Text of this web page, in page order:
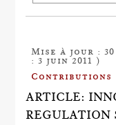
Mise à jour :
: 3 juin 2011 )
Contributions
ARTICLE:
REGULATION